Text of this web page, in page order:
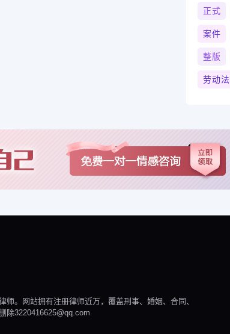
正式
案件
整版
劳动法
。网站拥有注册律师近万，覆盖刑事、婚姻、合同、
除3220416625@qq.com